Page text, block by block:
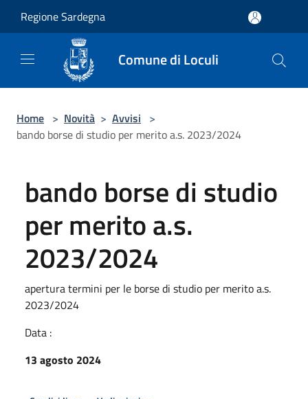
Regione Sardegna
Comune di Loculi
Home > Novità > Avvisi >
bando borse di studio per merito a.s. 2023/2024
bando borse di studio
per merito a.s.
2023/2024
apertura termini per le borse di studio per merito a.s.
2023/2024
Data :
13 agosto 2024